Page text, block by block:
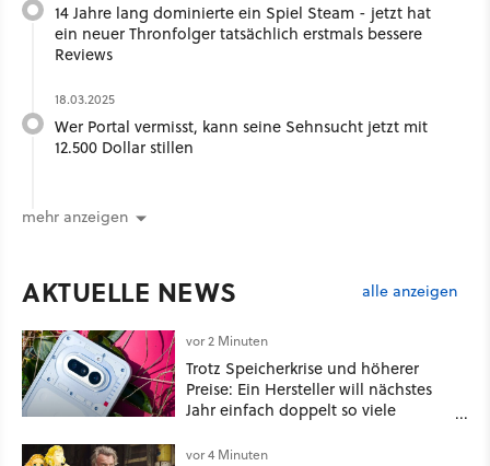
14 Jahre lang dominierte ein Spiel Steam - jetzt hat
ein neuer Thronfolger tatsächlich erstmals bessere
Reviews
18.03.2025
Wer Portal vermisst, kann seine Sehnsucht jetzt mit
12.500 Dollar stillen
mehr anzeigen
AKTUELLE NEWS alle anzeigen
vor 2 Minuten
Trotz Speicherkrise und höherer
Preise: Ein Hersteller will nächstes
Jahr einfach doppelt so viele
bringen
vor 4 Minuten